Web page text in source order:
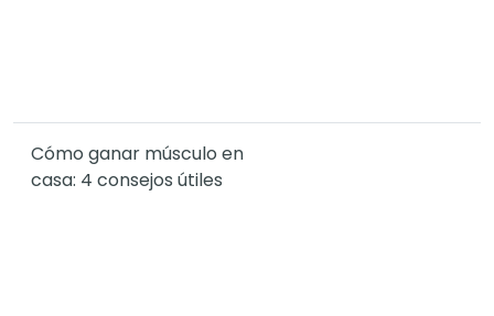
Cómo ganar músculo en
casa: 4 consejos útiles